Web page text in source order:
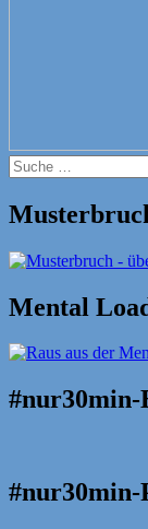
Suche
nach:
Mental
#nur30min-
#nur30min-